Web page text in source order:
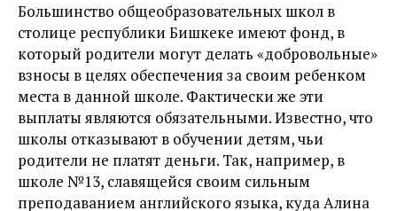
Большинство общеобразовательных школ в
столице республики Бишкеке имеют фонд, в
который родители могут делать «добровольные»
взносы в целях обеспечения за своим ребенком
места в данной школе. Фактически же эти
выплаты являются обязательными. Известно, что
школы отказывают в обучении детям, чьи
родители не платят деньги. Так, например, в
школе №13, славящейся своим сильным
преподаванием английского языка, куда Алина